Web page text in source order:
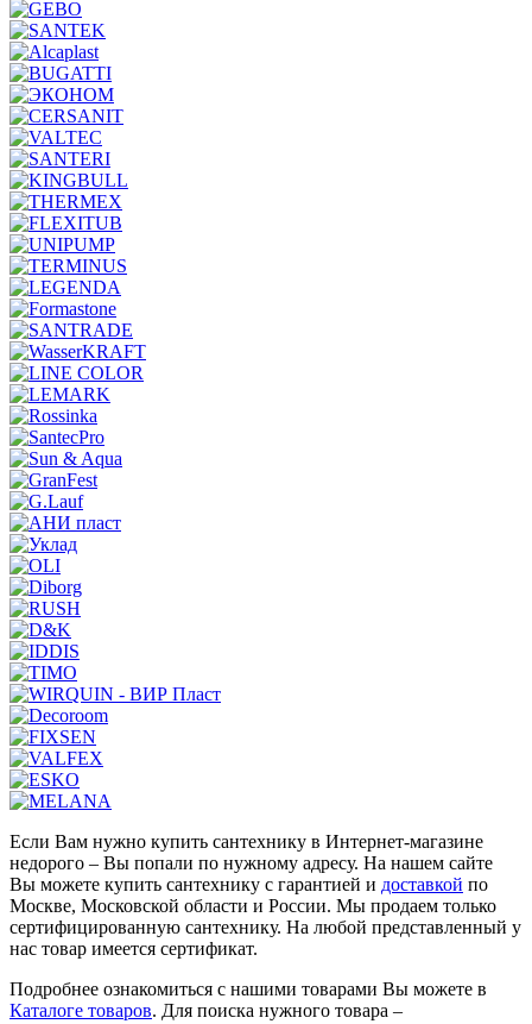
Если Вам нужно купить сантехнику в Интернет-магазине
недорого – Вы попали по нужному адресу. На нашем сайте
Вы можете купить сантехнику с гарантией и доставкой по
Москве, Московской области и России. Мы продаем только
сертифицированную сантехнику. На любой представленный у
нас товар имеется сертификат.
Подробнее ознакомиться с нашими товарами Вы можете в
Каталоге товаров. Для поиска нужного товара –